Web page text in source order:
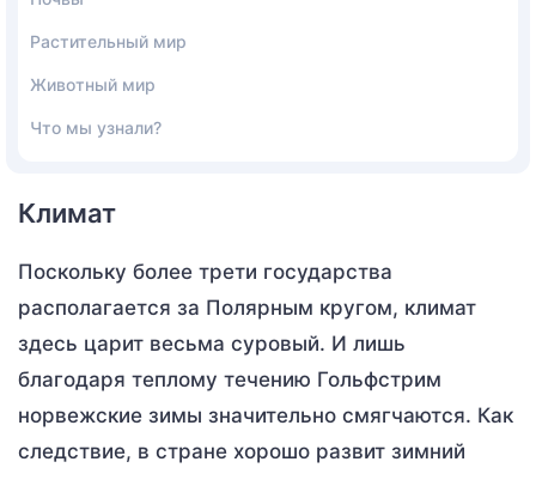
Растительный мир
Животный мир
Что мы узнали?
Климат
Поскольку более трети государства
располагается за Полярным кругом, климат
здесь царит весьма суровый. И лишь
благодаря теплому течению Гольфстрим
норвежские зимы значительно смягчаются. Как
следствие, в стране хорошо развит зимний